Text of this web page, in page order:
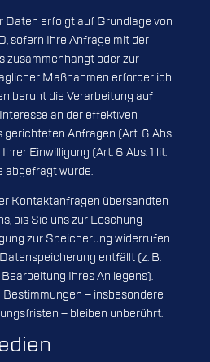
Daten erfolgt auf Grundlage von
sofern Ihre Anfrage mit der
zusammenhängt oder zur
Maßnahmen erforderlich
beruht die Verarbeitung auf
an der effektiven
gerichteten Anfragen (Art. 6 Abs.
Einwilligung (Art. 6 Abs. 1 lit.
abgefragt wurde.
Kontaktanfragen übersandten
bis Sie uns zur Löschung
zur Speicherung widerrufen
entfällt (z. B.
Ihres Anliegens).
– insbesondere
– bleiben unberührt.